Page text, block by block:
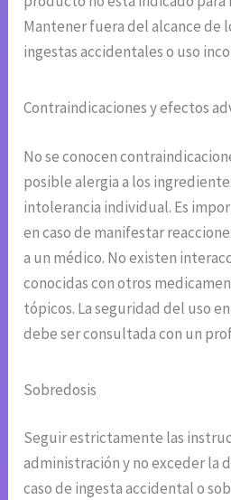
Mantener fuera del alcance de
ingestas accidentales o uso
Contraindicaciones y efectos
No se conocen
posible alergia a los
intolerancia individual. Es
en caso de manifestar
a un médico. No existen
conocidas con otros
tópicos. La seguridad del uso
debe ser consultada con un
Sobredosis
Seguir estrictamente las
administración y no exceder la
caso de ingesta accidental o